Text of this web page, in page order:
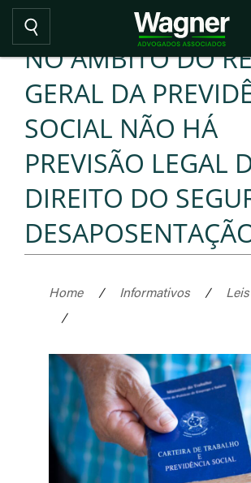
NO ÂMBITO DO
GERAL DA
SOCIAL NÃO HÁ
PREVISÃO LEGAL
DIREITO DO
Home / Informativos /
/